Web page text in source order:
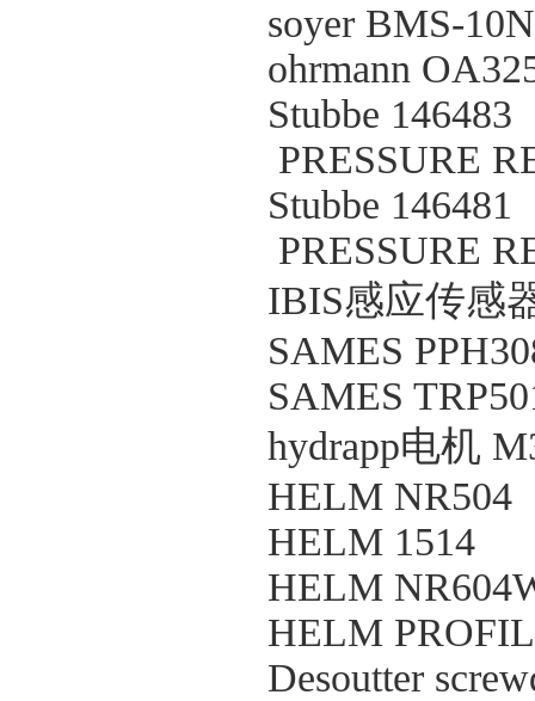
soyer BMS-
ohrmann
Stubbe
PRESSURE
Stubbe
PRESSURE
IBIS感应传感
SAMES
SAMES
hydrapp电机
HELM NR504
HELM 1514
HELM
HELM
Desoutter